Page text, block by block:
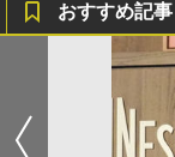
おすすめ記事